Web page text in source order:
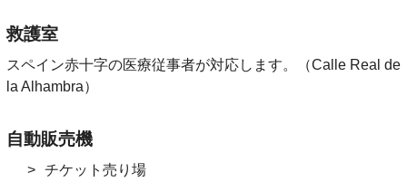
救護室
スペイン赤十字の医療従事者が対応します。（Calle Real de
la Alhambra）
自動販売機
チケット売り場